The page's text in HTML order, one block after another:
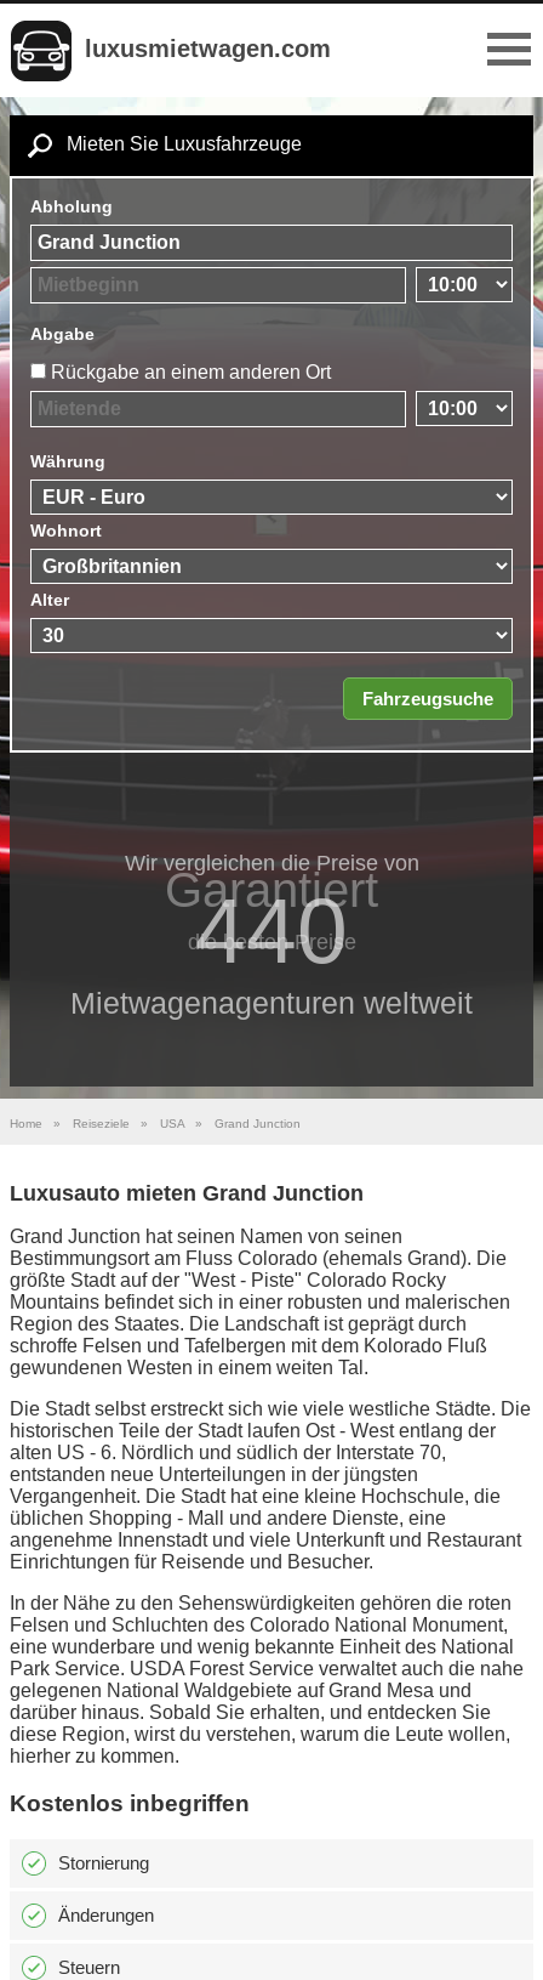
luxusmietwagen.com
Mieten Sie Luxusfahrzeuge
Abholung
Abgabe
Rückgabe an einem anderen Ort
Währung
Wohnort
Alter
Wir vergleichen die Preise von
440
Mietwagenagenturen weltweit
Garantiert
die besten Preise
Home » Reiseziele » USA » Grand Junction
Luxusauto mieten Grand Junction
Grand Junction hat seinen Namen von seinen
Bestimmungsort am Fluss Colorado (ehemals Grand). Die
größte Stadt auf der "West - Piste" Colorado Rocky
Mountains befindet sich in einer robusten und malerischen
Region des Staates. Die Landschaft ist geprägt durch
schroffe Felsen und Tafelbergen mit dem Kolorado Fluß
gewundenen Westen in einem weiten Tal.
Die Stadt selbst erstreckt sich wie viele westliche Städte. Die
historischen Teile der Stadt laufen Ost - West entlang der
alten US - 6. Nördlich und südlich der Interstate 70,
entstanden neue Unterteilungen in der jüngsten
Vergangenheit. Die Stadt hat eine kleine Hochschule, die
üblichen Shopping - Mall und andere Dienste, eine
angenehme Innenstadt und viele Unterkunft und Restaurant
Einrichtungen für Reisende und Besucher.
In der Nähe zu den Sehenswürdigkeiten gehören die roten
Felsen und Schluchten des Colorado National Monument,
eine wunderbare und wenig bekannte Einheit des National
Park Service. USDA Forest Service verwaltet auch die nahe
gelegenen National Waldgebiete auf Grand Mesa und
darüber hinaus. Sobald Sie erhalten, und entdecken Sie
diese Region, wirst du verstehen, warum die Leute wollen,
hierher zu kommen.
Kostenlos inbegriffen
Stornierung
Änderungen
Steuern